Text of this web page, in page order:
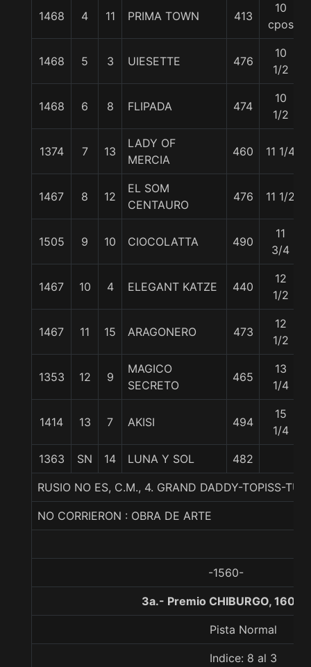
1468 4 11 PRIMA TOWN 413
10
cpos
1468 5 3 UIESETTE 476
10
1/2
1468 6 8 FLIPADA 474
10
1/2
1374 7 13
LADY OF
MERCIA
460 11 1/4
1467 8 12
EL SOM
CENTAURO
476 11 1/2
1505 9 10 CIOCOLATTA 490
11
3/4
1467 10 4 ELEGANT KATZE 440
12
1/2
1467 11 15 ARAGONERO 473
12
1/2
1353 12 9
MAGICO
SECRETO
465
13
1/4
1414 13 7 AKISI 494
15
1/4
1363 SN 14 LUNA Y SOL 482
RUSIO NO ES, C.M., 4. GRAND DADDY-TOPISS-
NO CORRIERON : OBRA DE ARTE
-1560-
3a.- Premio CHIBURGO, 1600
Pista Normal
Indice: 8 al 3